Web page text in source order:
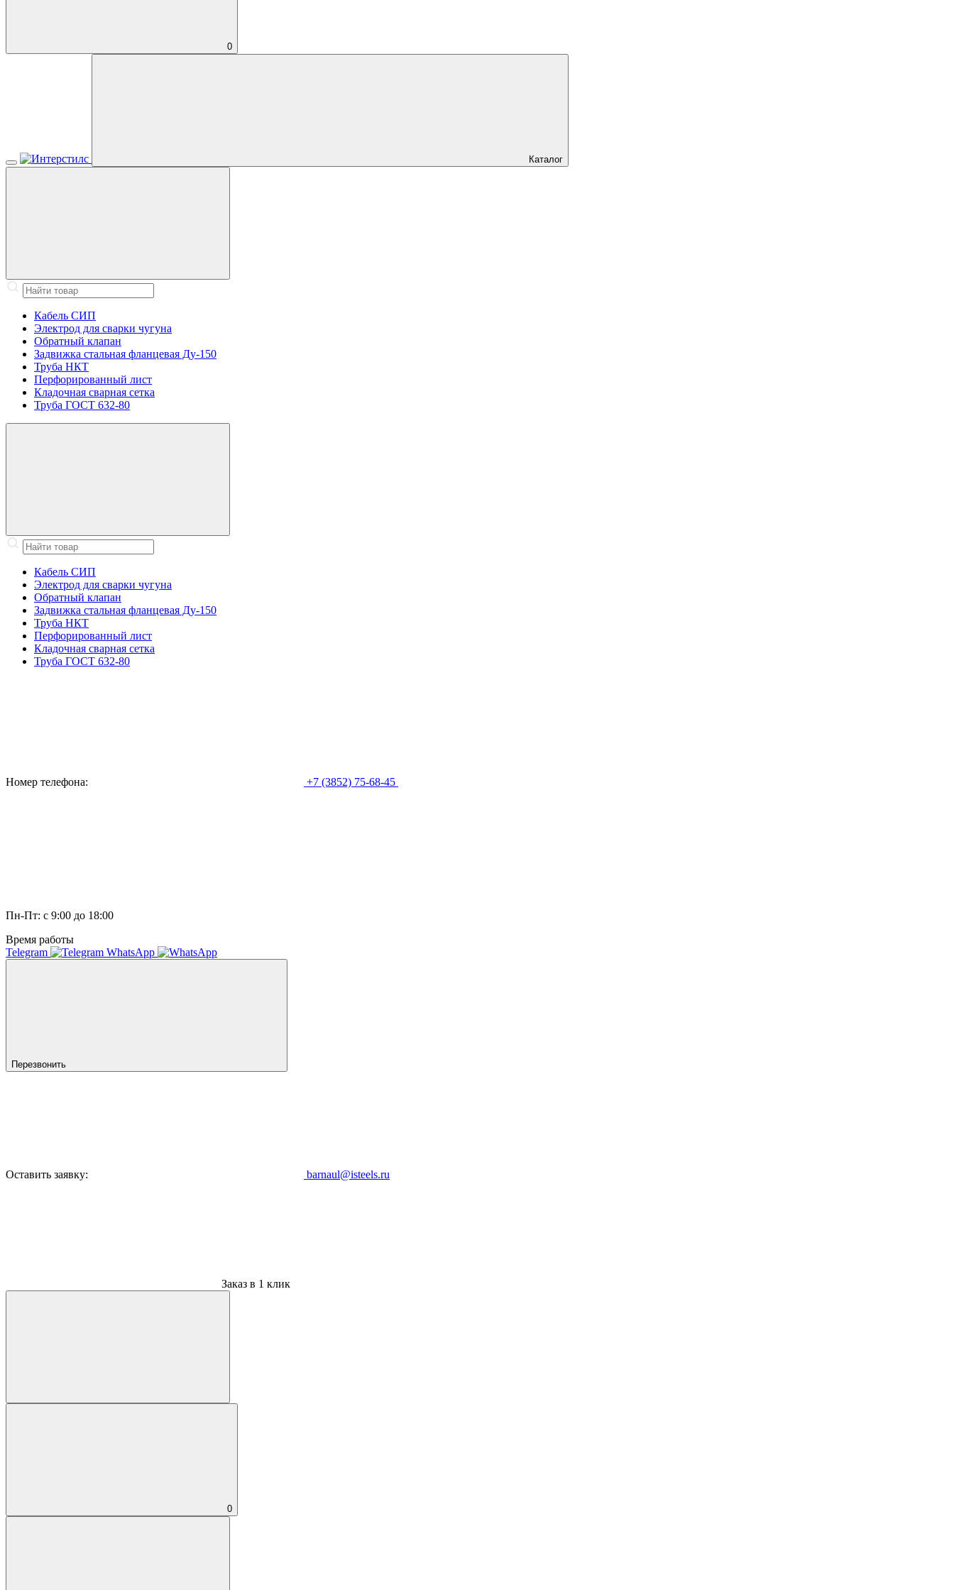
0
Каталог
Кабель СИП
Электрод для сварки чугуна
Обратный клапан
Задвижка стальная фланцевая Ду-150
Труба НКТ
Перфорированный лист
Кладочная сварная сетка
Труба ГОСТ 632-80
Кабель СИП
Электрод для сварки чугуна
Обратный клапан
Задвижка стальная фланцевая Ду-150
Труба НКТ
Перфорированный лист
Кладочная сварная сетка
Труба ГОСТ 632-80
Номер телефона: +7 (3852) 75-68-45
Пн-Пт: с 9:00 до 18:00
Время работы
Telegram
WhatsApp
Перезвонить
Оставить заявку: barnaul@isteels.ru
Заказ в 1 клик
0